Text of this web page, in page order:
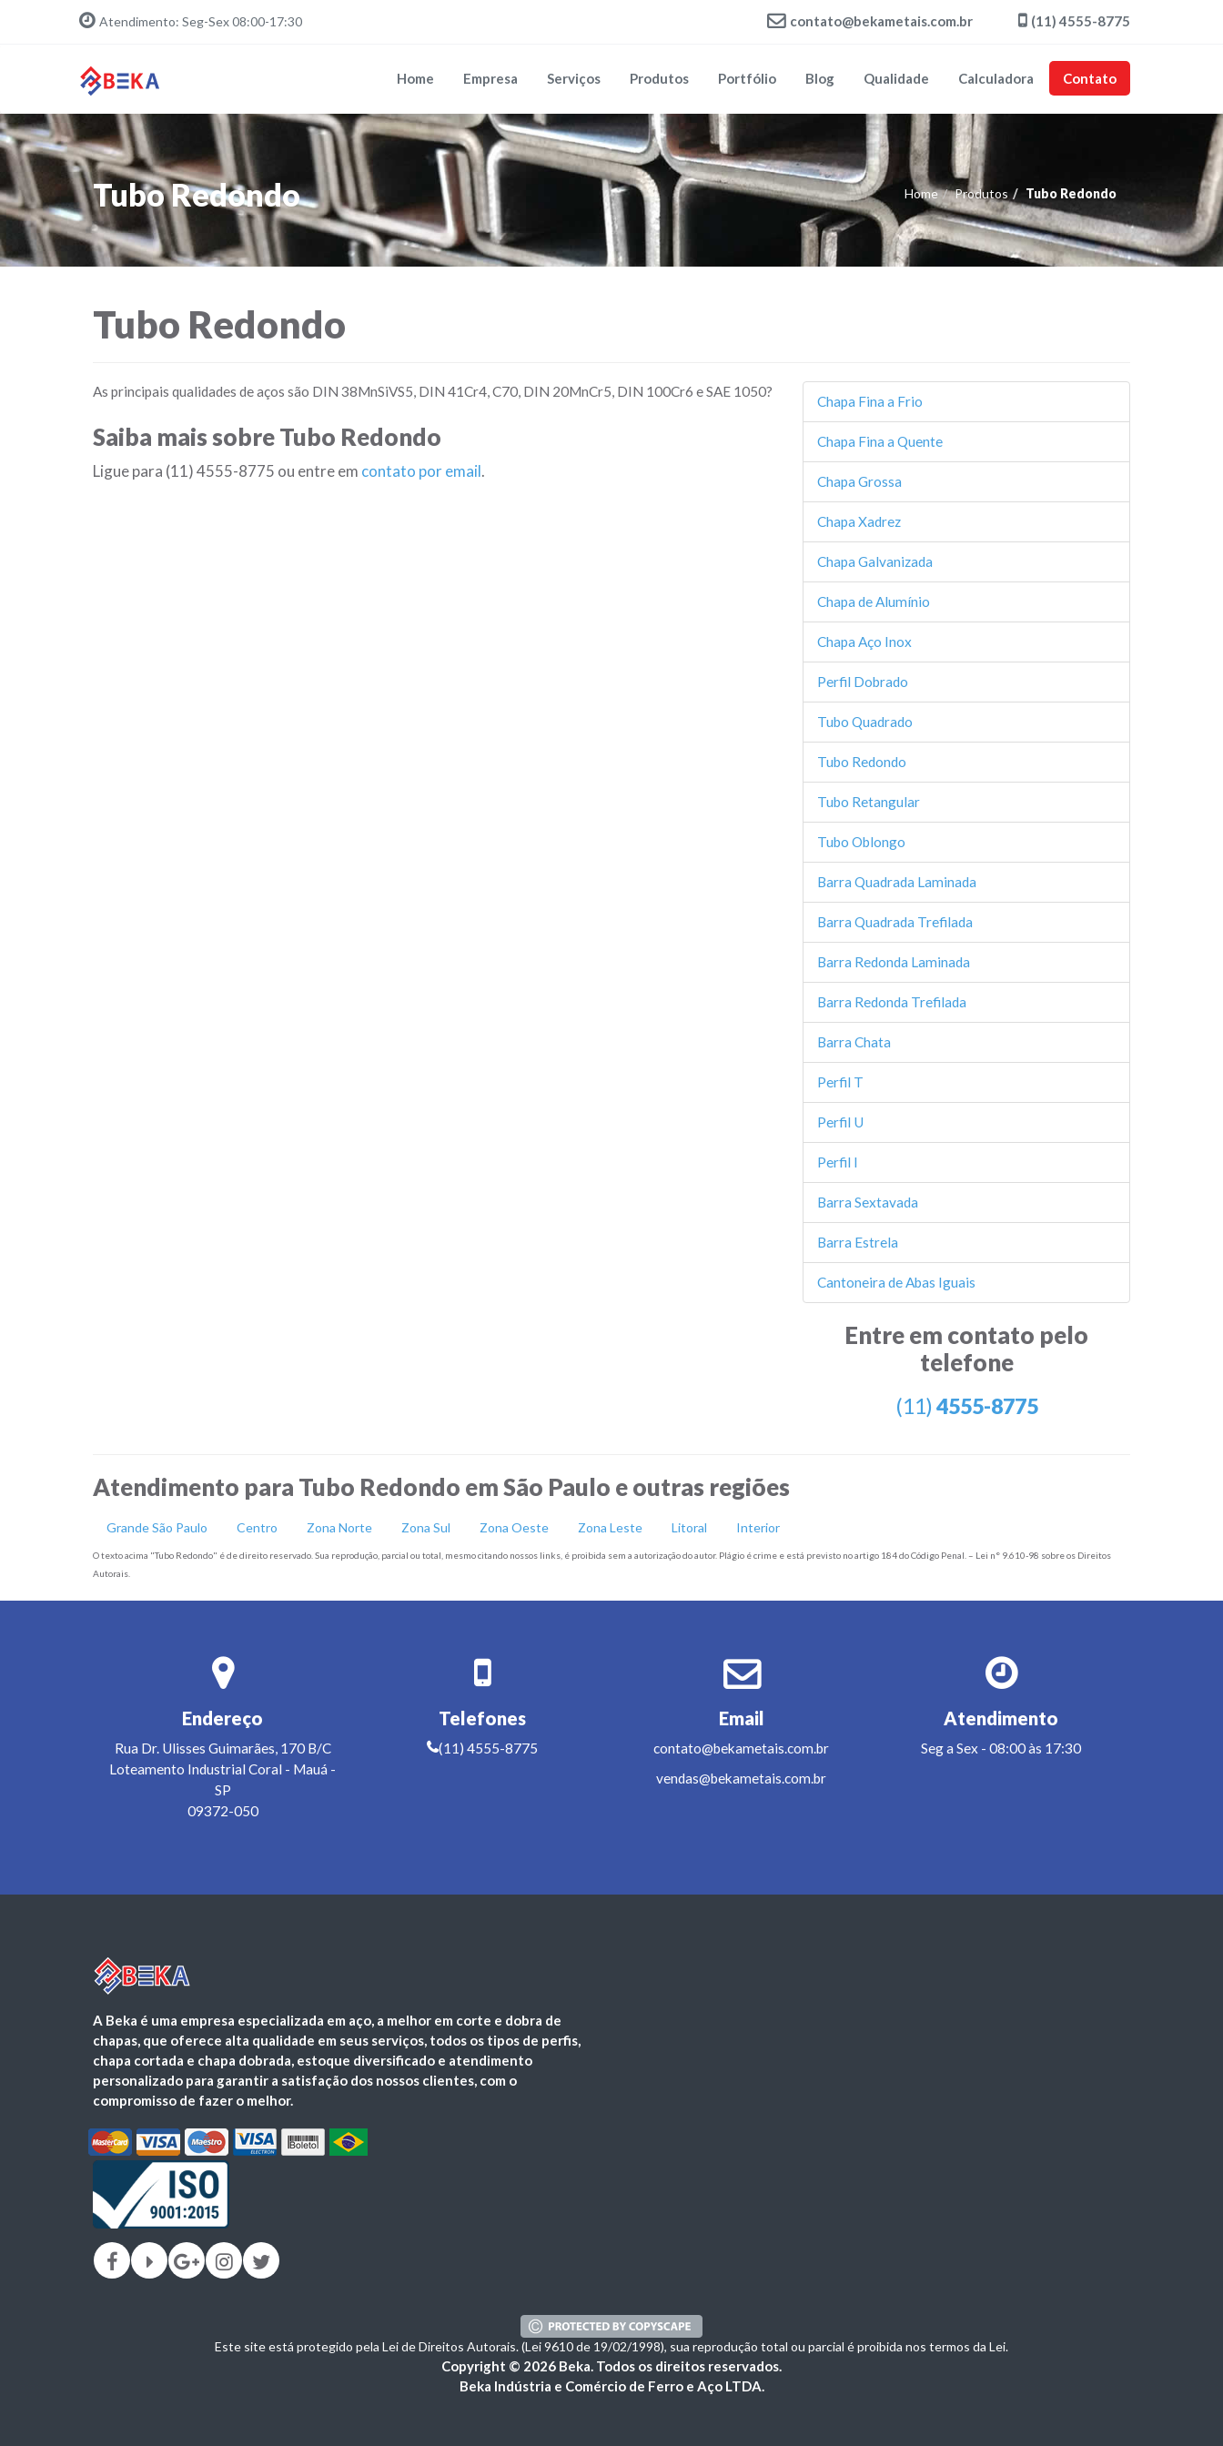
Atendimento: Seg-Sex 08:00-17:30 contato@bekametais.com.br (11) 4555-8775
Home Empresa Serviços Produtos Portfólio Blog Qualidade Calculadora Contato
Tubo Redondo Home Produtos Tubo Redondo
Tubo Redondo
As principais qualidades de aços são DIN 38MnSiVS5, DIN 41Cr4, C70, DIN 20MnCr5, DIN 100Cr6 e SAE 1050?
Saiba mais sobre Tubo Redondo
Ligue para (11) 4555-8775 ou entre em contato por email.
Chapa Fina a Frio
Chapa Fina a Quente
Chapa Grossa
Chapa Xadrez
Chapa Galvanizada
Chapa de Alumínio
Chapa Aço Inox
Perfil Dobrado
Tubo Quadrado
Tubo Redondo
Tubo Retangular
Tubo Oblongo
Barra Quadrada Laminada
Barra Quadrada Trefilada
Barra Redonda Laminada
Barra Redonda Trefilada
Barra Chata
Perfil T
Perfil U
Perfil I
Barra Sextavada
Barra Estrela
Cantoneira de Abas Iguais
Entre em contato pelo
telefone
(11) 4555-8775
Atendimento para Tubo Redondo em São Paulo e outras regiões
Grande São Paulo Centro Zona Norte Zona Sul Zona Oeste Zona Leste Litoral Interior
O texto acima "Tubo Redondo" é de direito reservado. Sua reprodução, parcial ou total, mesmo citando nossos links, é proibida sem a autorização do autor. Plágio é crime e está previsto no artigo 184 do Código Penal. – Lei n° 9.610-98 sobre os Direitos
Autorais.
Endereço
Rua Dr. Ulisses Guimarães, 170 B/C
Loteamento Industrial Coral - Mauá -
SP
09372-050
Telefones
(11) 4555-8775
Email
contato@bekametais.com.br
vendas@bekametais.com.br
Atendimento
Seg a Sex - 08:00 às 17:30
A Beka é uma empresa especializada em aço, a melhor em corte e dobra de
chapas, que oferece alta qualidade em seus serviços, todos os tipos de perfis,
chapa cortada e chapa dobrada, estoque diversificado e atendimento
personalizado para garantir a satisfação dos nossos clientes, com o
compromisso de fazer o melhor.
Este site está protegido pela Lei de Direitos Autorais. (Lei 9610 de 19/02/1998), sua reprodução total ou parcial é proibida nos termos da Lei.
Copyright © 2026 Beka. Todos os direitos reservados.
Beka Indústria e Comércio de Ferro e Aço LTDA.